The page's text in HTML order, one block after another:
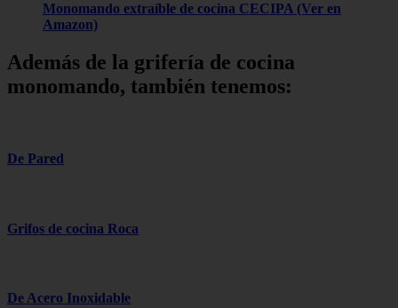
Monomando extraíble de cocina CECIPA (Ver en
Amazon)
Además de la grifería de cocina
monomando, también tenemos:
De Pared
Grifos de cocina Roca
De Acero Inoxidable